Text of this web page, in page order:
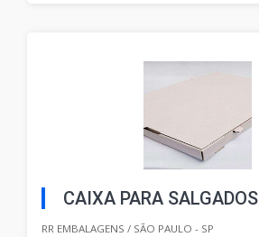
CAIXA PARA SALGADOS
RR EMBALAGENS / SÃO PAULO - SP